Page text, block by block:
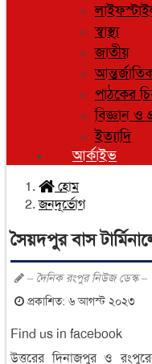
স্বাস্থ্য
জাতীয়
পাঠকের
বিজ্ঞান ও
ইত্যাদি
আর্কাইভ
হোম
জনদূর্ভোগ
সৈয়দপুর বাস
– দৈনিক রংপুর নিউজ ডেস্ক –
প্রকাশিত: ৬ আগস্ট ২০২৩
Find us in facebook
উত্তরের দিনাজপুর ও